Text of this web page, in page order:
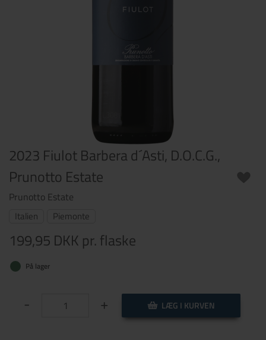
2023 Fiulot Barbera d´Asti, D.O.C.G.,
Prunotto Estate
Prunotto Estate
Italien Piemonte
199,95 DKK pr. flaske
På lager
- + LÆG I KURVEN